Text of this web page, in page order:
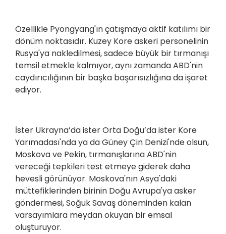
Özellikle Pyongyang'ın çatışmaya aktif katılımı bir
dönüm noktasıdır. Kuzey Kore askeri personelinin
Rusya'ya nakledilmesi, sadece büyük bir tırmanışı
temsil etmekle kalmıyor, aynı zamanda ABD'nin
caydırıcılığının bir başka başarısızlığına da işaret
ediyor.
İster Ukrayna’da ister Orta Doğu’da ister Kore
Yarımadası'nda ya da Güney Çin Denizi'nde olsun,
Moskova ve Pekin, tırmanışlarına ABD'nin
vereceği tepkileri test etmeye giderek daha
hevesli görünüyor. Moskova'nın Asya'daki
müttefiklerinden birinin Doğu Avrupa'ya asker
göndermesi, Soğuk Savaş döneminden kalan
varsayımlara meydan okuyan bir emsal
oluşturuyor.